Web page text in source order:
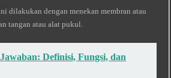
dilakukan dengan menekan membran atau
tangan atau alat pukul.
Definisi, Fungsi, dan